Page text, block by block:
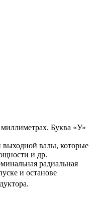
Буква «У»
выходной валы, которые
и др.
радиальная
и останове